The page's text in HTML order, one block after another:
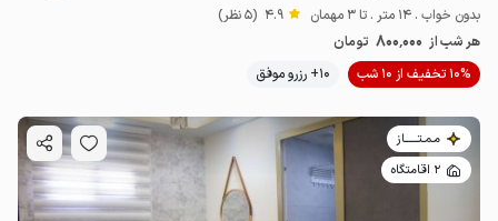
بدون خواب . 14 متر . تا 3 مهمان 4.9 (5 نظر)
هر شب از 800٬000 تومان
10% تخفیف از 10 شب
10+ رزرو موفق
مـمـتــــــاز
2 اقامتگاه